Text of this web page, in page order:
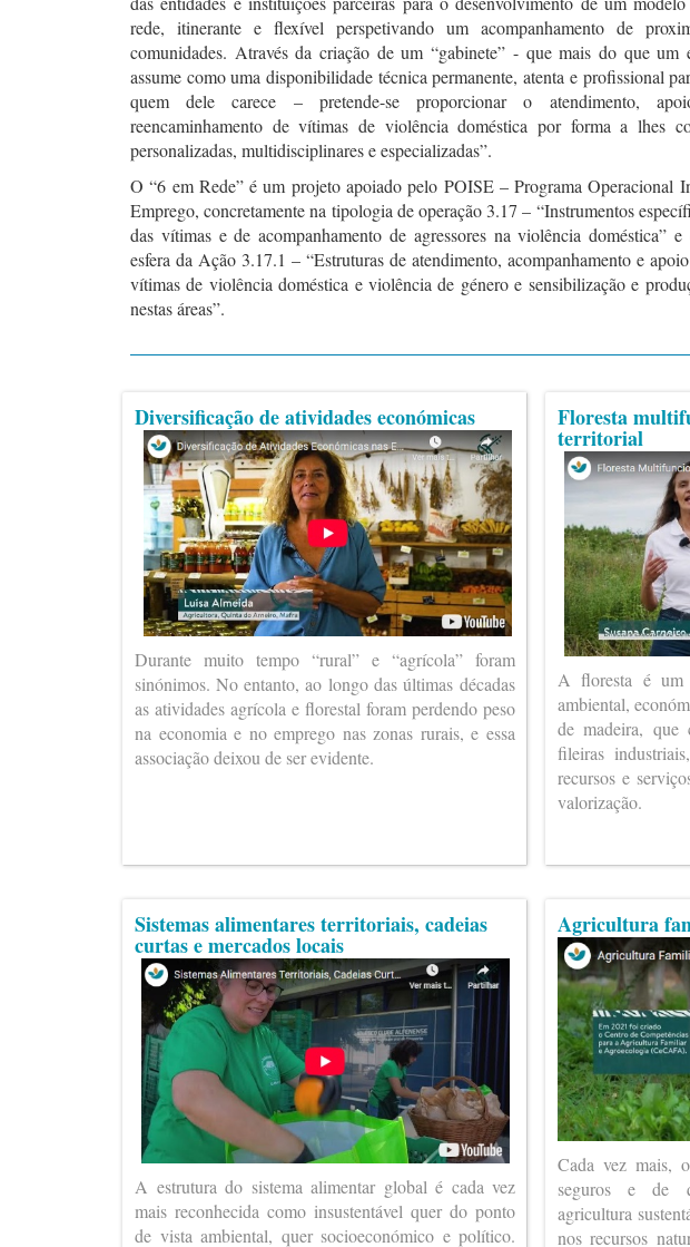
rede, itinerante e flexível perspetivando um acompanhamento de
comunidades. Através da criação de um “gabinete” - que mais do que um
assume como uma disponibilidade técnica permanente, atenta e profissional
quem dele carece – pretende-se proporcionar o atendimento,
reencaminhamento de vítimas de violência doméstica por forma a lhes
personalizadas, multidisciplinares e especializadas”.
O “6 em Rede” é um projeto apoiado pelo POISE – Programa Operacional
Emprego, concretamente na tipologia de operação 3.17 – “Instrumentos
das vítimas e de acompanhamento de agressores na violência doméstica” e
esfera da Ação 3.17.1 – “Estruturas de atendimento, acompanhamento e
vítimas de violência doméstica e violência de género e sensibilização e
nestas áreas”.
Diversificação de atividades económicas
Durante muito tempo “rural” e “agrícola” foram
sinónimos. No entanto, ao longo das últimas décadas
as atividades agrícola e florestal foram perdendo peso
na economia e no emprego nas zonas rurais, e essa
associação deixou de ser evidente.
Sistemas alimentares territoriais, cadeias
curtas e mercados locais
A estrutura do sistema alimentar global é cada vez
mais reconhecida como insustentável quer do ponto
de vista ambiental, quer socioeconómico e político.
Floresta
territorial
A floresta é um
ambiental,
de madeira, que
fileiras
recursos e
valorização.
Agricultura
Cada vez mais,
seguros e de
agricultura
nos recursos